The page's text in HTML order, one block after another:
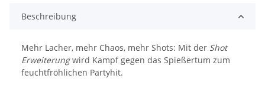
Beschreibung
Mehr Lacher, mehr Chaos, mehr Shots: Mit der Shot
Erweiterungwird Kampf gegen das Spießertum zum
feuchtfröhlichen Partyhit.